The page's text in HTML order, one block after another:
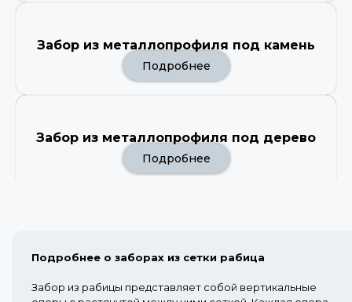
Забор из металлопрофиля под камень
Подробнее
Забор из металлопрофиля под дерево
Подробнее
Подробнее о заборах из сетки рабица
Забор из рабицы представляет собой вертикальные